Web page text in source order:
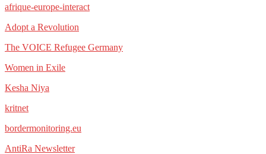
afrique-europe-interact
Adopt a Revolution
The VOICE Refugee Germany
Women in Exile
Kesha Niya
kritnet
bordermonitoring.eu
AntiRa Newsletter